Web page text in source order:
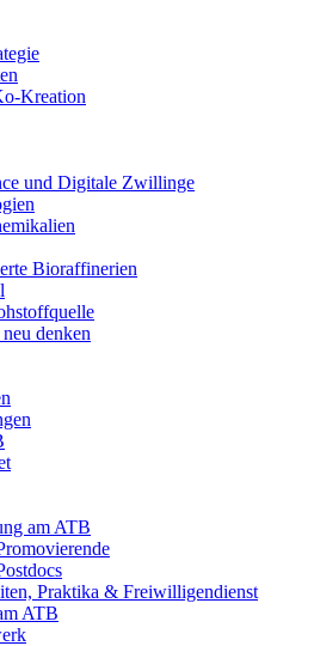
Kreation
und Digitale Zwillinge
Bioraffinerien
denken
am ATB
Praktika & Freiwilligendienst
ATB